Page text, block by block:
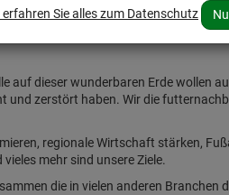
auf dieser wunderbaren Erde wollen
zerstört haben. Wir die
regionale Wirtschaft stärken,
mehr sind unsere Ziele.
die in vielen anderen
erfahren Sie alles zum Datenschutz